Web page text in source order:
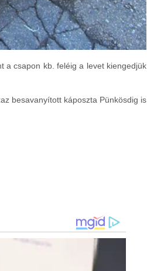
a csapon kb. feléig a levet kiengedjük
besavanyított káposzta Pünkösdig is